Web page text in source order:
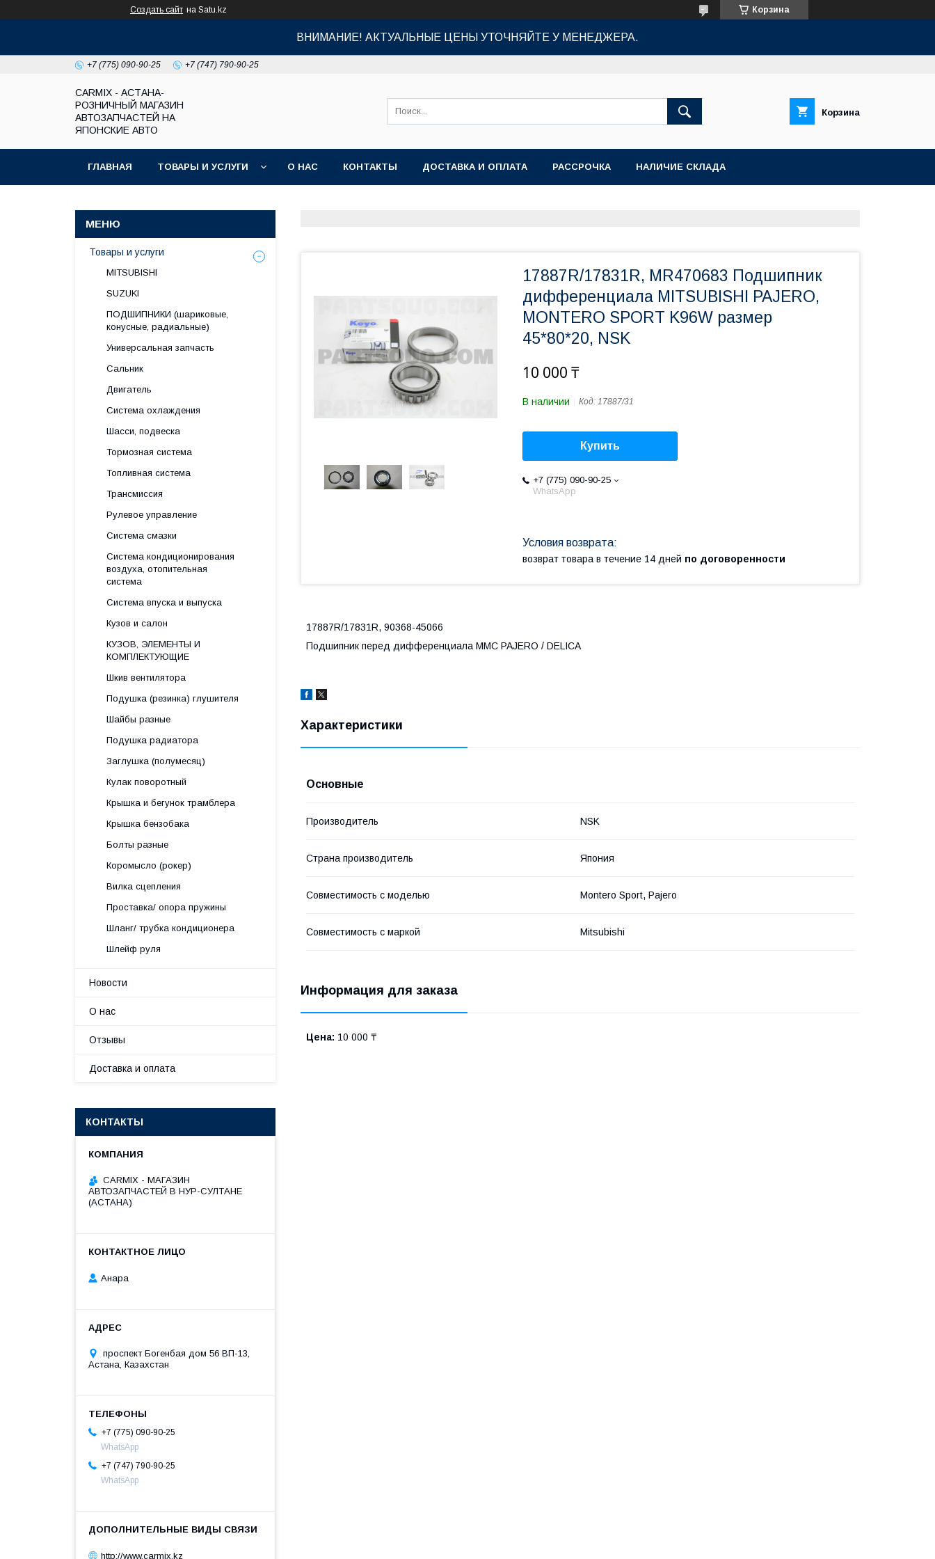
Создать сайт на Satu.kz Корзина
ВНИМАНИЕ! АКТУАЛЬНЫЕ ЦЕНЫ УТОЧНЯЙТЕ У МЕНЕДЖЕРА.
+7 (775) 090-90-25 +7 (747) 790-90-25
СARMIX - АСТАНА-
РОЗНИЧНЫЙ МАГАЗИН
АВТОЗАПЧАСТЕЙ НА
ЯПОНСКИЕ АВТО
Корзина
ГЛАВНАЯ ТОВАРЫ И УСЛУГИ О НАС КОНТАКТЫ ДОСТАВКА И ОПЛАТА РАССРОЧКА НАЛИЧИЕ СКЛАДА
17887R/17831R, MR470683 Подшипник
дифференциала MITSUBISHI PAJERO,
MONTERO SPORT K96W размер
45*80*20, NSK
10 000 ₸
В наличии Код: 17887/31
Купить
+7 (775) 090-90-25
WhatsApp
возврат товара в течение 14 дней по договоренности
17887R/17831R, 90368-45066
Подшипник перед дифференциала MMC PAJERO / DELICA
Характеристики
Основные
Производитель NSK
Страна производитель Япония
Совместимость с моделью Montero Sport, Pajero
Совместимость с маркой Mitsubishi
Информация для заказа
Цена: 10 000 ₸
Товары и услуги
MITSUBISHI
SUZUKI
ПОДШИПНИКИ (шариковые,
конусные, радиальные)
Универсальная запчасть
Сальник
Двигатель
Система охлаждения
Шасси, подвеска
Тормозная система
Топливная система
Трансмиссия
Рулевое управление
Система смазки
Система кондиционирования
воздуха, отопительная
система
Система впуска и выпуска
Кузов и салон
КУЗОВ, ЭЛЕМЕНТЫ И
КОМПЛЕКТУЮЩИЕ
Шкив вентилятора
Подушка (резинка) глушителя
Шайбы разные
Подушка радиатора
Заглушка (полумесяц)
Кулак поворотный
Крышка и бегунок трамблера
Крышка бензобака
Болты разные
Коромысло (рокер)
Вилка сцепления
Проставка/ опора пружины
Шланг/ трубка кондиционера
Шлейф руля
Новости
О нас
Отзывы
Доставка и оплата
КОНТАКТЫ
СARMIX - МАГАЗИН
АВТОЗАПЧАСТЕЙ В НУР-СУЛТАНЕ
(АСТАНА)
Анара
проспект Богенбая дом 56 ВП-13,
Астана, Казахстан
+7 (775) 090-90-25
WhatsApp
+7 (747) 790-90-25
WhatsApp
http://www.carmix.kz